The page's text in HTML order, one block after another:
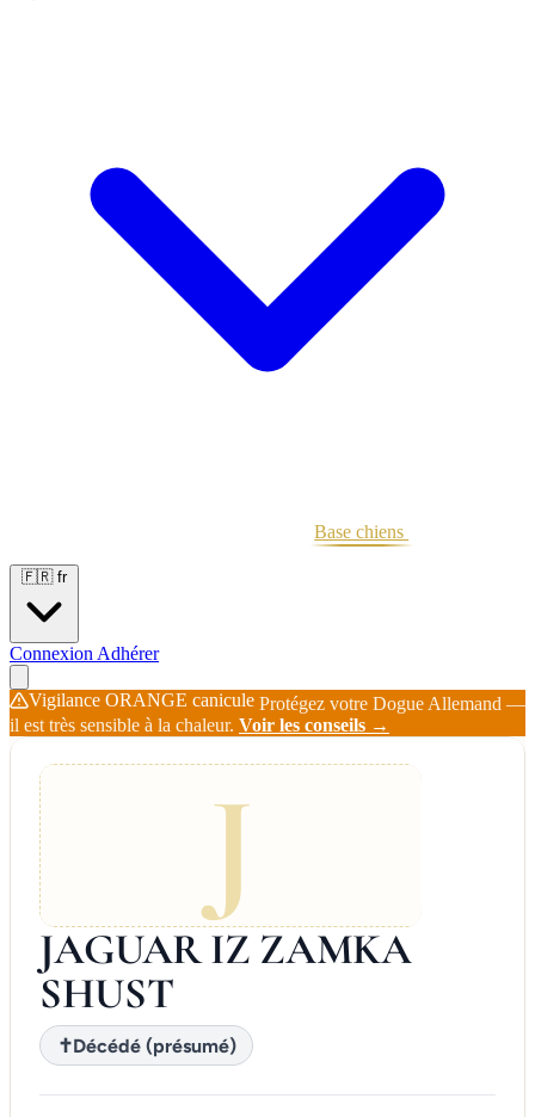
Base chiens
🇫🇷 fr
Connexion Adhérer
Vigilance ORANGE canicule Protégez votre Dogue Allemand —
il est très sensible à la chaleur. Voir les conseils →
J
JAGUAR IZ ZAMKA
SHUST
✝Décédé (présumé)